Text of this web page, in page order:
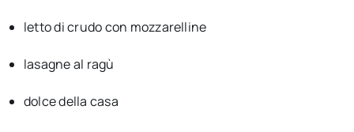
letto di crudo con mozzarelline
lasagne al ragù
dolce della casa